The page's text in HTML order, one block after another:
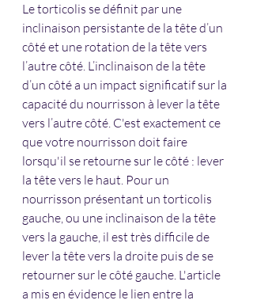
Le torticolis se définit par une
inclinaison persistante de la tête d’un
côté et une rotation de la tête vers
l’autre côté. L’inclinaison de la tête
d’un côté a un impact significatif sur la
capacité du nourrisson à lever la tête
vers l’autre côté. C'est exactement ce
que votre nourrisson doit faire
lorsqu'il se retourne sur le côté : lever
la tête vers le haut. Pour un
nourrisson présentant un torticolis
gauche, ou une inclinaison de la tête
vers la gauche, il est très difficile de
lever la tête vers la droite puis de se
retourner sur le côté gauche. L'article
a mis en évidence le lien entre la